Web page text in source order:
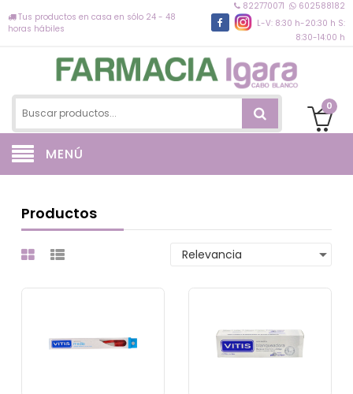
Tus productos en casa en sólo 24 - 48
horas hábiles
822770071
602588182
L-V: 8:30 h-20:30 h S:
8:30-14:00 h
0
MENÚ
Productos